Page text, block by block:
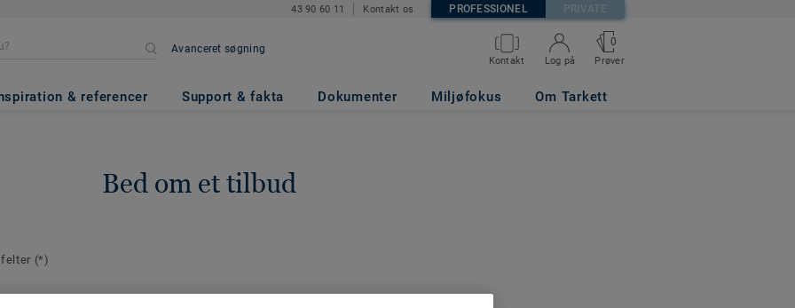
43 90 60 11 Kontakt os PROFESSIONEL PRIVATE
Avanceret søgning
Kontakt Log på
0
Prøver
& referencer Support & fakta Dokumenter Miljøfokus Om Tarkett
Bed om et tilbud
(*)